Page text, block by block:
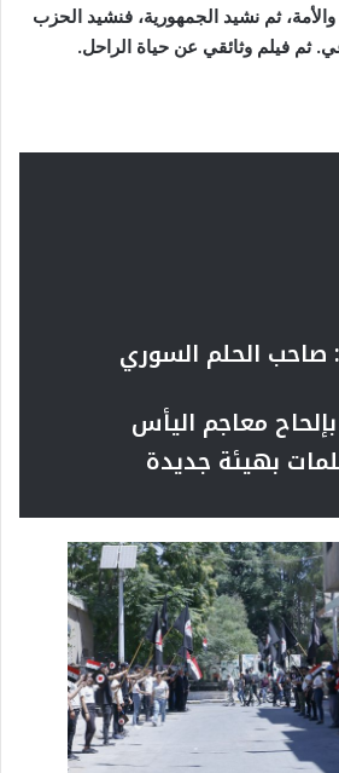
ثم نشيد الجمهورية، فنشيد الحزب
ثم فيلم وثائقي عن حياة الراحل.
الحلم السوري
معاجم اليأس
بهيئة جديدة